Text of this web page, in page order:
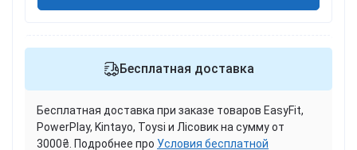
Бесплатная доставка
Бесплатная доставка при заказе товаров EasyFit,
PowerPlay, Kintayo, Toysi и Лісовик на сумму от
3000₴. Подробнее про Условия бесплатной